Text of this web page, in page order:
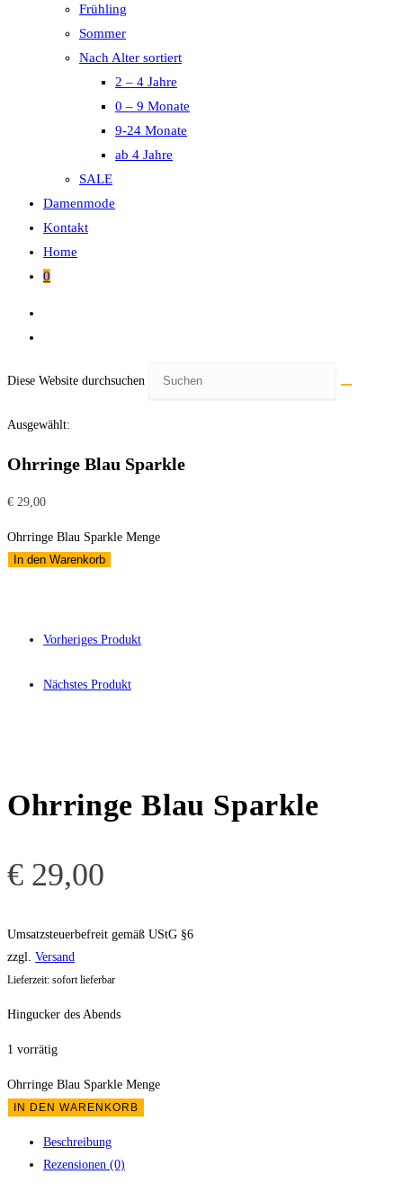
Frühling
Sommer
Nach Alter sortiert
2 – 4 Jahre
0 – 9 Monate
9-24 Monate
ab 4 Jahre
SALE
Damenmode
Kontakt
Home
0
Diese Website durchsuchen
Ausgewählt:
Ohrringe Blau Sparkle
€ 29,00
Ohrringe Blau Sparkle Menge
In den Warenkorb
Vorheriges Produkt
Nächstes Produkt
Ohrringe Blau Sparkle
€ 29,00
Umsatzsteuerbefreit gemäß UStG §6
zzgl. Versand
Lieferzeit: sofort lieferbar
Hingucker des Abends
1 vorrätig
Ohrringe Blau Sparkle Menge
IN DEN WARENKORB
Beschreibung
Rezensionen (0)